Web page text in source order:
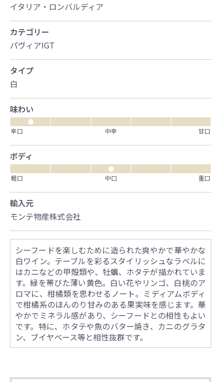
イタリア・ロンバルディア
カテゴリー
パヴィアIGT
タイプ
白
味わい
●
辛口
中辛 甘口
ボディ
●
軽口
中口 重口
輸入元
モンテ物産株式会社
シーフードを楽しむために造られた爽やかで華やかな
白ワイン。テーブルを彩るスタイリッシュなラベルに
はカニなどの甲殻類や、牡蠣、ホタテが描かれていま
す。緑を帯びた薄い黄色。白い花やリンゴ、白桃のア
ロマに、柑橘類を思わせるノート。ミディアムボディ
で柑橘系のほんのり甘みのある果実味を感じます。華
やかでミネラル感があり、シーフードとの相性もよい
です。特に、ホタテや魚のバター焼き、カニのグラタ
ン、ブイヤベース等と相性抜群です。